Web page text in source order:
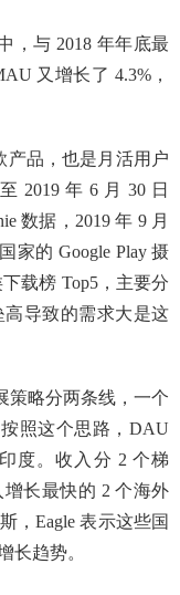
，与 2018 年年底最
又增长了 4.3%，
产品，也是月活用户
2019 年 6 月 30 日
数据，2019 年 9 月
家的 Google Play 摄
载榜 Top5，主要分
导致的需求大是这
策略分两条线，一个
照这个思路，DAU
度。收入分 2 个梯
长最快的 2 个海外
，Eagle 表示这些国
长趋势。